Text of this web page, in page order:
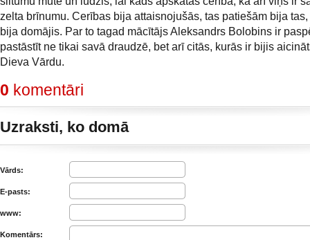
zelta brīnumu. Cerības bija attaisnojušās, tas patiešām bija
bija domājis. Par to tagad mācītājs Aleksandrs Bolobins ir
pastāstīt ne tikai savā draudzē, bet arī citās, kurās ir bijis
Dieva Vārdu.
0 komentāri
Uzraksti, ko domā
Vārds:
E-pasts:
www:
Komentārs: